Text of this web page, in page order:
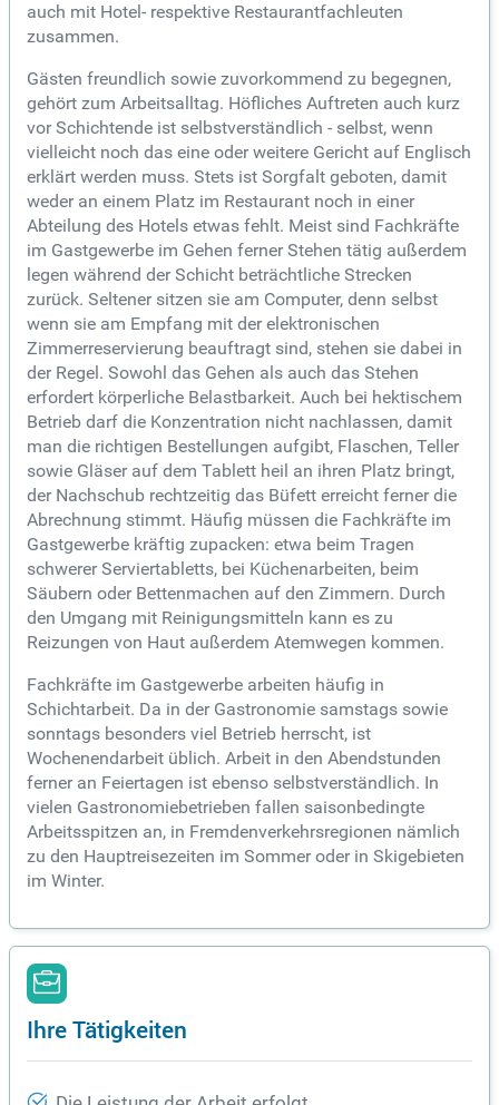
auch mit Hotel- respektive Restaurantfachleuten
zusammen.
Gästen freundlich sowie zuvorkommend zu begegnen,
gehört zum Arbeitsalltag. Höfliches Auftreten auch kurz
vor Schichtende ist selbstverständlich - selbst, wenn
vielleicht noch das eine oder weitere Gericht auf Englisch
erklärt werden muss. Stets ist Sorgfalt geboten, damit
weder an einem Platz im Restaurant noch in einer
Abteilung des Hotels etwas fehlt. Meist sind Fachkräfte
im Gastgewerbe im Gehen ferner Stehen tätig außerdem
legen während der Schicht beträchtliche Strecken
zurück. Seltener sitzen sie am Computer, denn selbst
wenn sie am Empfang mit der elektronischen
Zimmerreservierung beauftragt sind, stehen sie dabei in
der Regel. Sowohl das Gehen als auch das Stehen
erfordert körperliche Belastbarkeit. Auch bei hektischem
Betrieb darf die Konzentration nicht nachlassen, damit
man die richtigen Bestellungen aufgibt, Flaschen, Teller
sowie Gläser auf dem Tablett heil an ihren Platz bringt,
der Nachschub rechtzeitig das Büfett erreicht ferner die
Abrechnung stimmt. Häufig müssen die Fachkräfte im
Gastgewerbe kräftig zupacken: etwa beim Tragen
schwerer Serviertabletts, bei Küchenarbeiten, beim
Säubern oder Bettenmachen auf den Zimmern. Durch
den Umgang mit Reinigungsmitteln kann es zu
Reizungen von Haut außerdem Atemwegen kommen.
Fachkräfte im Gastgewerbe arbeiten häufig in
Schichtarbeit. Da in der Gastronomie samstags sowie
sonntags besonders viel Betrieb herrscht, ist
Wochenendarbeit üblich. Arbeit in den Abendstunden
ferner an Feiertagen ist ebenso selbstverständlich. In
vielen Gastronomiebetrieben fallen saisonbedingte
Arbeitsspitzen an, in Fremdenverkehrsregionen nämlich
zu den Hauptreisezeiten im Sommer oder in Skigebieten
im Winter.
Ihre Tätigkeiten